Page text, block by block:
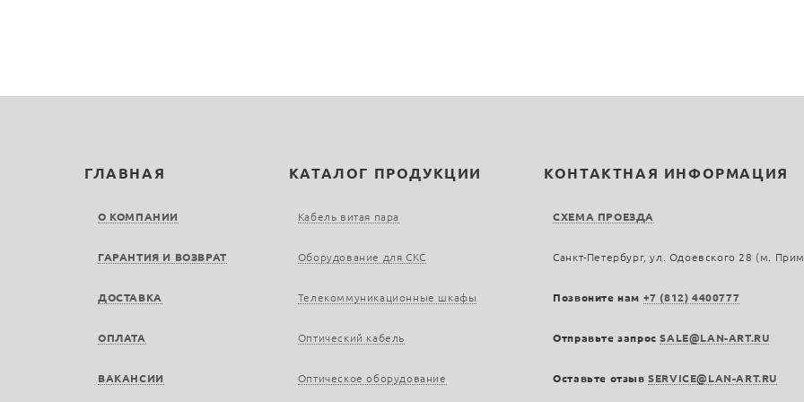
ГЛАВНАЯ
О КОМПАНИИ
ГАРАНТИЯ И ВОЗВРАТ
ДОСТАВКА
ОПЛАТА
ВАКАНСИИ
КАТАЛОГ ПРОДУКЦИИ
Кабель витая пара
Оборудование для СКС
Телекоммуникационные шкафы
Оптический кабель
Оптическое оборудование
КОНТАКТНАЯ ИНФОРМАЦИЯ
СХЕМА ПРОЕЗДА
Санкт-Петербург, ул. Одоевского 28 (м.
Позвоните нам +7 (812) 4400777
Отправьте запросSALE@LAN-ART.RU
Оставьте отзывSERVICE@LAN-ART.RU